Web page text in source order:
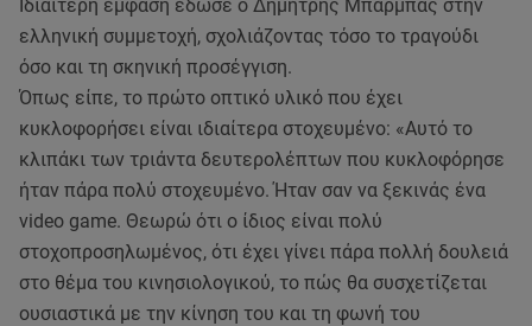
Ιδιαίτερη έμφαση έδωσε ο Δημήτρης Μπάρμπας στην
ελληνική συμμετοχή, σχολιάζοντας τόσο το τραγούδι
όσο και τη σκηνική προσέγγιση.
Όπως είπε, το πρώτο οπτικό υλικό που έχει
κυκλοφορήσει είναι ιδιαίτερα στοχευμένο: «Αυτό το
κλιπάκι των τριάντα δευτερολέπτων που κυκλοφόρησε
ήταν πάρα πολύ στοχευμένο. Ήταν σαν να ξεκινάς ένα
video game. Θεωρώ ότι ο ίδιος είναι πολύ
στοχοπροσηλωμένος, ότι έχει γίνει πάρα πολλή δουλειά
στο θέμα του κινησιολογικού, το πώς θα συσχετίζεται
ουσιαστικά με την κίνηση του και τη φωνή του